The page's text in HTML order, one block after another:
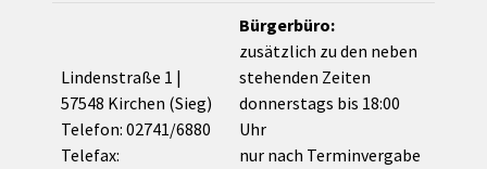
Lindenstraße 1 |
57548 Kirchen (Sieg)
Telefon: 02741/6880
Telefax:
Bürgerbüro:
zusätzlich zu den neben
stehenden Zeiten
donnerstags bis 18:00
Uhr
nur nach Terminvergabe